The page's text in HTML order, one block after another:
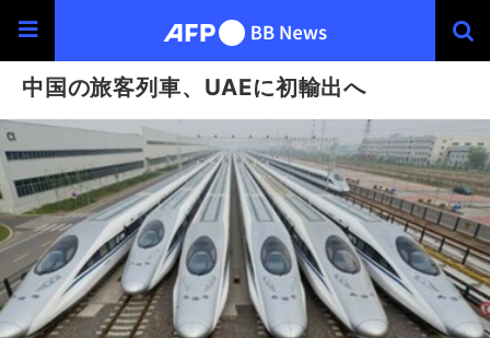
中国の旅客列車、UAEに初輸出へ